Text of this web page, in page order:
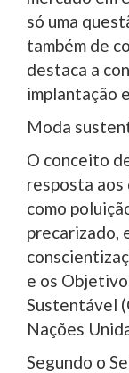
só uma
também de
destaca a
implantação
Moda
O conceito
resposta aos
como
precarizado,
e os
Sustentável
Nações
Segundo o